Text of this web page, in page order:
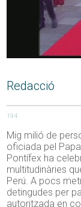
Redacció
194
Mig milió de
oficiada pel Papa
Pontífex ha
multitudinàries
Perú. A pocs
detingudes per
autoritzada en